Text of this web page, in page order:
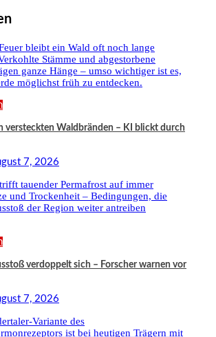
versteckten Waldbränden – KI blickt durch
7, 2026
verdoppelt sich – Forscher warnen vor
7, 2026